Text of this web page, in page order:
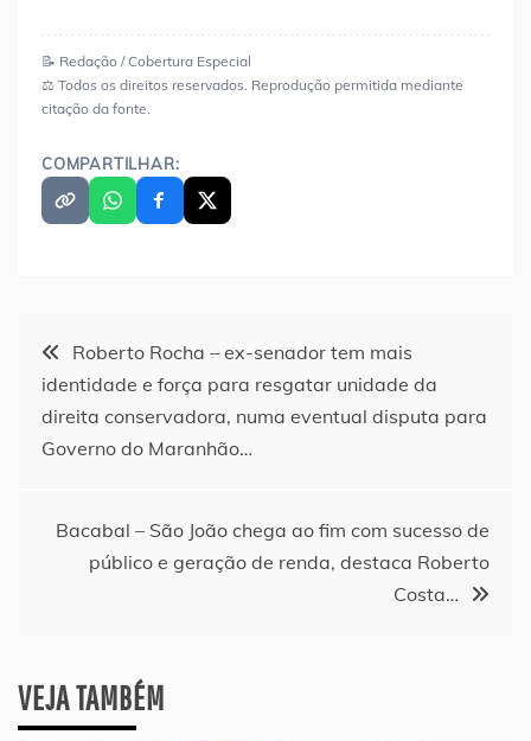
📝 Redação / Cobertura Especial
⚖️ Todos os direitos reservados. Reprodução permitida mediante
citação da fonte.
COMPARTILHAR:
Navegação
de
Roberto Rocha – ex-senador tem mais
identidade e força para resgatar unidade da
direita conservadora, numa eventual disputa para
Governo do Maranhão…
Bacabal – São João chega ao fim com sucesso de
público e geração de renda, destaca Roberto
Costa…
VEJA TAMBÉM